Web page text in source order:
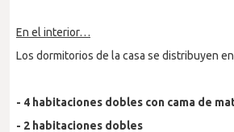
En el interior…
Los dormitorios de la casa se distribuyen
- 4 habitaciones dobles con cama de
- 2 habitaciones dobles